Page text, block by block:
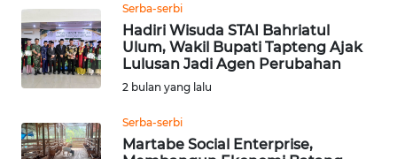
Serba-serbi
Hadiri Wisuda STAI Bahriatul
Ulum, Wakil Bupati Tapteng Ajak
Lulusan Jadi Agen Perubahan
2 bulan yang lalu
Serba-serbi
Martabe Social Enterprise,
WN
LABUANBAJO
WN
Wahana